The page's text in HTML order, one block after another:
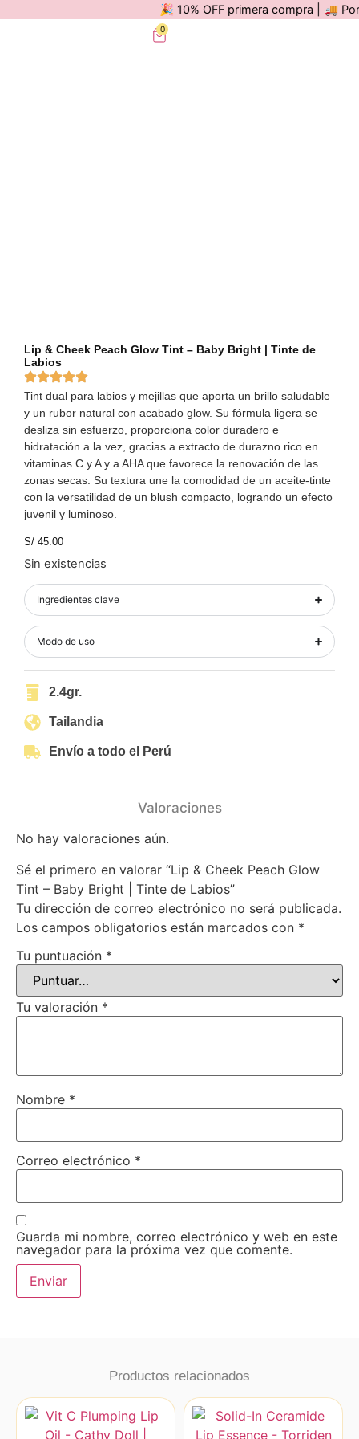
🎉 10% OFF primera compra | 🚚 Por
0
Lip & Cheek Peach Glow Tint – Baby Bright | Tinte de
Labios
Tint dual para labios y mejillas que aporta un brillo saludable
y un rubor natural con acabado glow. Su fórmula ligera se
desliza sin esfuerzo, proporciona color duradero e
hidratación a la vez, gracias a extracto de durazno rico en
vitaminas C y A y a AHA que favorece la renovación de las
zonas secas. Su textura une la comodidad de un aceite-tinte
con la versatilidad de un blush compacto, logrando un efecto
juvenil y luminoso.
S/ 45.00
Sin existencias
Ingredientes clave
Modo de uso
2.4gr.
Tailandia
Envío a todo el Perú
Valoraciones
No hay valoraciones aún.
Sé el primero en valorar “Lip & Cheek Peach Glow
Tint – Baby Bright | Tinte de Labios”
Tu dirección de correo electrónico no será publicada.
Los campos obligatorios están marcados con *
Tu puntuación *
Tu valoración *
Nombre *
Correo electrónico *
Guarda mi nombre, correo electrónico y web en este
navegador para la próxima vez que comente.
Productos relacionados